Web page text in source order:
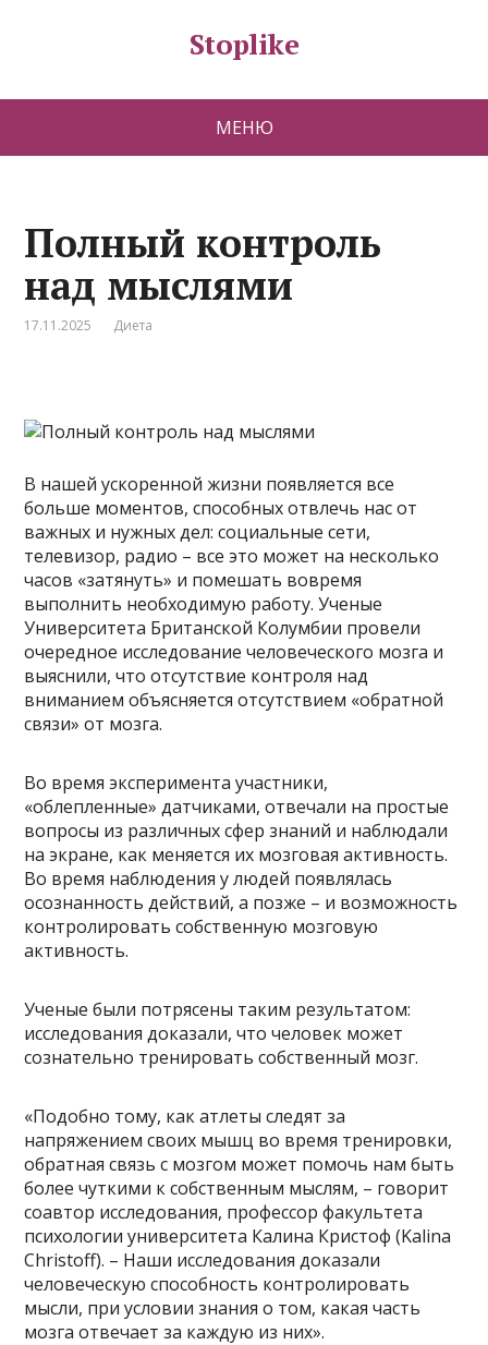
Stoplike
МЕНЮ
Полный контроль
над мыслями
17.11.2025 Диета
В нашей ускоренной жизни появляется все
больше моментов, способных отвлечь нас от
важных и нужных дел: социальные сети,
телевизор, радио – все это может на несколько
часов «затянуть» и помешать вовремя
выполнить необходимую работу. Ученые
Университета Британской Колумбии провели
очередное исследование человеческого мозга и
выяснили, что отсутствие контроля над
вниманием объясняется отсутствием «обратной
связи» от мозга.
Во время эксперимента участники,
«облепленные» датчиками, отвечали на простые
вопросы из различных сфер знаний и наблюдали
на экране, как меняется их мозговая активность.
Во время наблюдения у людей появлялась
осознанность действий, а позже – и возможность
контролировать собственную мозговую
активность.
Ученые были потрясены таким результатом:
исследования доказали, что человек может
сознательно тренировать собственный мозг.
«Подобно тому, как атлеты следят за
напряжением своих мышц во время тренировки,
обратная связь с мозгом может помочь нам быть
более чуткими к собственным мыслям, – говорит
соавтор исследования, профессор факультета
психологии университета Калина Кристоф (Kalina
Christoff). – Наши исследования доказали
человеческую способность контролировать
мысли, при условии знания о том, какая часть
мозга отвечает за каждую из них».